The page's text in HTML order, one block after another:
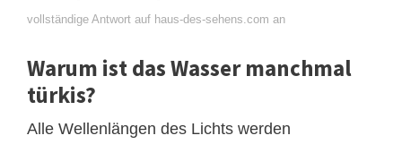
vollständige Antwort auf haus-des-sehens.com an
Warum ist das Wasser manchmal
türkis?
Alle Wellenlängen des Lichts werden